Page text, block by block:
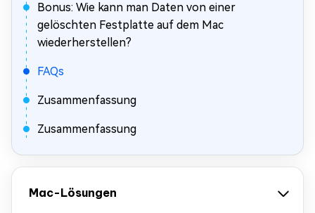
Bonus: Wie kann man Daten von einer
gelöschten Festplatte auf dem Mac
wiederherstellen?
FAQs
Zusammenfassung
Zusammenfassung
Mac-Lösungen